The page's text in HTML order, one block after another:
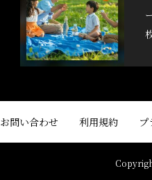
お問い合わせ 利用規約